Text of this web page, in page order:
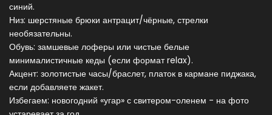
синий.
Низ: шерстяные брюки антрацит/чёрные, стрелки
необязательны.
Обувь: замшевые лоферы или чистые белые
минималистичные кеды (если формат relax).
Акцент: золотистые часы/браслет, платок в кармане пиджака,
если добавляете жакет.
Избегаем: новогодний «угар» с свитером-оленем - на фото